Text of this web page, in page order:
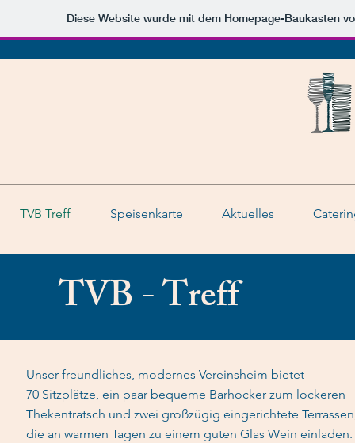
Diese Website wurde mit dem Homepage-Baukasten
TVB Treff Speisenkarte Aktuelles
TVB - Treff
Unser freundliches, modernes Vereinsheim bietet
70 Sitzplätze, ein paar bequeme Barhocker zum lockeren
Thekentratsch und zwei großzügig eingerichtete
die an warmen Tagen zu einem guten Glas Wein einladen.